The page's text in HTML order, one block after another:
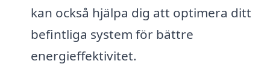
kan också hjälpa dig att optimera ditt
befintliga system för bättre
energieffektivitet.